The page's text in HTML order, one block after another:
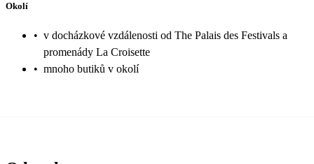
Okolí
• v docházkové vzdálenosti od The Palais des Festivals a
promenády La Croisette
• mnoho butiků v okolí